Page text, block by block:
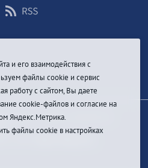
с сайта ссылка на
сайта
и его взаимодействия с
файлы cookie и сервис
работу с сайтом, Вы даете
cookie-файлов и согласие на
Яндекс.Метрика.
файлы cookie в настройках